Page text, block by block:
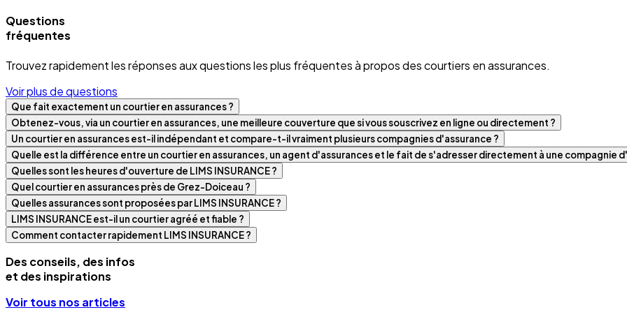
Questions
fréquentes
Trouvez rapidement les réponses aux questions les plus fréquentes à propos des courtiers en assurances.
Voir plus de questions
Que fait exactement un courtier en assurances ?
Obtenez-vous, via un courtier en assurances, une meilleure couverture que si vous souscrivez en ligne ou directement ?
Un courtier en assurances est-il indépendant et compare-t-il vraiment plusieurs compagnies d'assurance ?
Quelle est la différence entre un courtier en assurances, un agent d'assurances et le fait de s'adresser directement à une compagnie
Quelles sont les heures d'ouverture de LIMS INSURANCE ?
Quel courtier en assurances près de Grez-Doiceau ?
Quelles assurances sont proposées par LIMS INSURANCE ?
LIMS INSURANCE est-il un courtier agréé et fiable ?
Comment contacter rapidement LIMS INSURANCE ?
Des conseils, des infos
et des inspirations
Voir tous nos articles